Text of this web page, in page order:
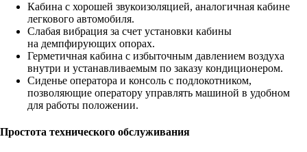
Кабина с хорошей звукоизоляцией, аналогичная кабине
легкового автомобиля.
Слабая вибрация за счет установки кабины
на демпфирующих опорах.
Герметичная кабина с избыточным давлением воздуха
внутри и устанавливаемым по заказу кондиционером.
Сиденье оператора и консоль с подлокотником,
позволяющие оператору управлять машиной в удобном
для работы положении.
Простота технического обслуживания